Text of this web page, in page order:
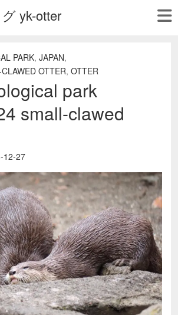
yk-otter
PARK, JAPAN,
OTTER, OTTER
park
small-clawed
12-27